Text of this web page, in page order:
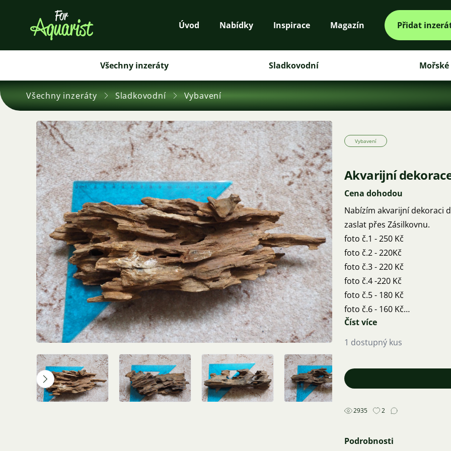
Úvod Nabídky Inspirace Magazín Přidat
Všechny inzeráty Sladkovodní Mořské
Všechny inzeráty Sladkovodní Vybavení
Vybavení
Akvarijní
Cena dohodou
Nabízím akvarijní dekoraci
zaslat přes Zásilkovnu.
foto č.1 - 250 Kč
foto č.2 - 220Kč
foto č.3 - 220 Kč
foto č.4 -220 Kč
foto č.5 - 180 Kč
foto č.6 - 160 Kč
foto č.7 - 180 Kč
Číst více
1 dostupný kus
2935 2
Podrobnosti